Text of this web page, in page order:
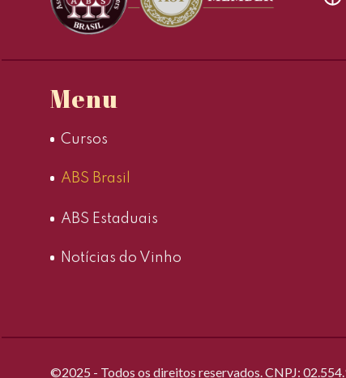
Menu
Cursos
ABS Brasil
ABS Estaduais
Notícias do Vinho
©2025 - Todos os direitos reservados. CNPJ: